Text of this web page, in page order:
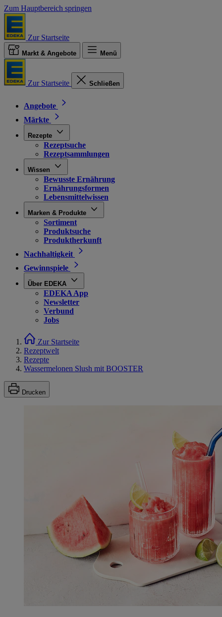
Zum Hauptbereich springen
Zur Startseite
Markt & Angebote Menü
Zur Startseite Schließen
Angebote
Märkte
Rezepte
Rezeptsuche
Rezeptsammlungen
Wissen
Bewusste Ernährung
Ernährungsformen
Lebensmittelwissen
Marken & Produkte
Sortiment
Produktsuche
Produktherkunft
Nachhaltigkeit
Gewinnspiele
Über EDEKA
EDEKA App
Newsletter
Verbund
Jobs
Zur Startseite
Rezeptwelt
Rezepte
Wassermelonen Slush mit BOOSTER
Drucken